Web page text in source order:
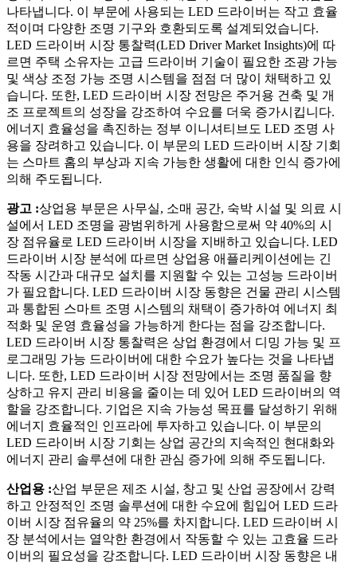
나타냅니다. 이 부문에 사용되는 LED 드라이버는 작고 효율
적이며 다양한 조명 기구와 호환되도록 설계되었습니다.
LED 드라이버 시장 통찰력(LED Driver Market Insights)에 따
르면 주택 소유자는 고급 드라이버 기술이 필요한 조광 가능
및 색상 조정 가능 조명 시스템을 점점 더 많이 채택하고 있
습니다. 또한, LED 드라이버 시장 전망은 주거용 건축 및 개
조 프로젝트의 성장을 강조하여 수요를 더욱 증가시킵니다.
에너지 효율성을 촉진하는 정부 이니셔티브도 LED 조명 사
용을 장려하고 있습니다. 이 부문의 LED 드라이버 시장 기회
는 스마트 홈의 부상과 지속 가능한 생활에 대한 인식 증가에
의해 주도됩니다.
광고 :상업용 부문은 사무실, 소매 공간, 숙박 시설 및 의료 시
설에서 LED 조명을 광범위하게 사용함으로써 약 40%의 시
장 점유율로 LED 드라이버 시장을 지배하고 있습니다. LED
드라이버 시장 분석에 따르면 상업용 애플리케이션에는 긴
작동 시간과 대규모 설치를 지원할 수 있는 고성능 드라이버
가 필요합니다. LED 드라이버 시장 동향은 건물 관리 시스템
과 통합된 스마트 조명 시스템의 채택이 증가하여 에너지 최
적화 및 운영 효율성을 가능하게 한다는 점을 강조합니다.
LED 드라이버 시장 통찰력은 상업 환경에서 디밍 가능 및 프
로그래밍 가능 드라이버에 대한 수요가 높다는 것을 나타냅
니다. 또한, LED 드라이버 시장 전망에서는 조명 품질을 향
상하고 유지 관리 비용을 줄이는 데 있어 LED 드라이버의 역
할을 강조합니다. 기업은 지속 가능성 목표를 달성하기 위해
에너지 효율적인 인프라에 투자하고 있습니다. 이 부문의
LED 드라이버 시장 기회는 상업 공간의 지속적인 현대화와
에너지 관리 솔루션에 대한 관심 증가에 의해 주도됩니다.
산업용 :산업 부문은 제조 시설, 창고 및 산업 공장에서 강력
하고 안정적인 조명 솔루션에 대한 수요에 힘입어 LED 드라
이버 시장 점유율의 약 25%를 차지합니다. LED 드라이버 시
장 분석에서는 열악한 환경에서 작동할 수 있는 고효율 드라
이버의 필요성을 강조합니다. LED 드라이버 시장 동향은 내